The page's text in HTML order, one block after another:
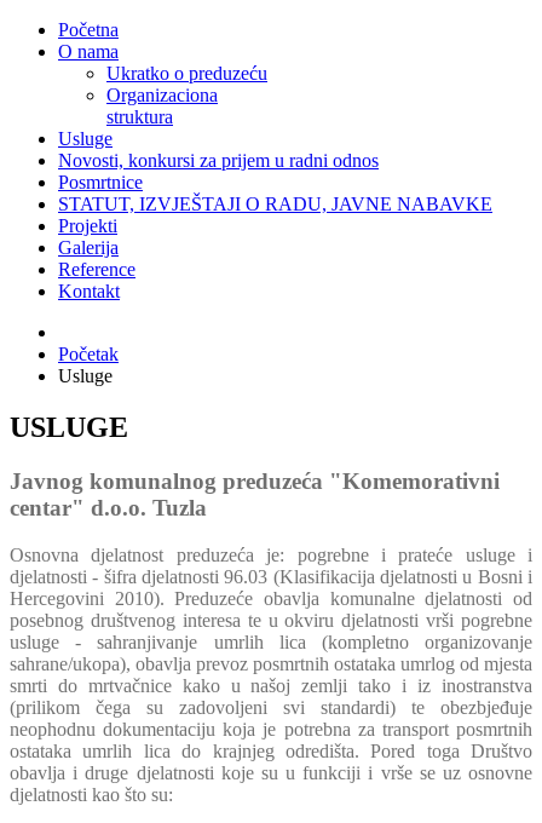
Početna
O nama
Ukratko o preduzeću
Organizaciona
struktura
Usluge
Novosti, konkursi za prijem u radni odnos
Posmrtnice
STATUT, IZVJEŠTAJI O RADU, JAVNE NABAVKE
Projekti
Galerija
Reference
Kontakt
Početak
Usluge
USLUGE
Javnog komunalnog preduzeća "Komemorativni
centar" d.o.o. Tuzla
Osnovna djelatnost preduzeća je: pogrebne i prateće usluge i
djelatnosti - šifra djelatnosti 96.03 (Klasifikacija djelatnosti u Bosni i
Hercegovini 2010). Preduzeće obavlja komunalne djelatnosti od
posebnog društvenog interesa te u okviru djelatnosti vrši pogrebne
usluge - sahranjivanje umrlih lica (kompletno organizovanje
sahrane/ukopa), obavlja prevoz posmrtnih ostataka umrlog od mjesta
smrti do mrtvačnice kako u našoj zemlji tako i iz inostranstva
(prilikom čega su zadovoljeni svi standardi) te obezbjeđuje
neophodnu dokumentaciju koja je potrebna za transport posmrtnih
ostataka umrlih lica do krajnjeg odredišta. Pored toga Društvo
obavlja i druge djelatnosti koje su u funkciji i vrše se uz osnovne
djelatnosti kao što su: